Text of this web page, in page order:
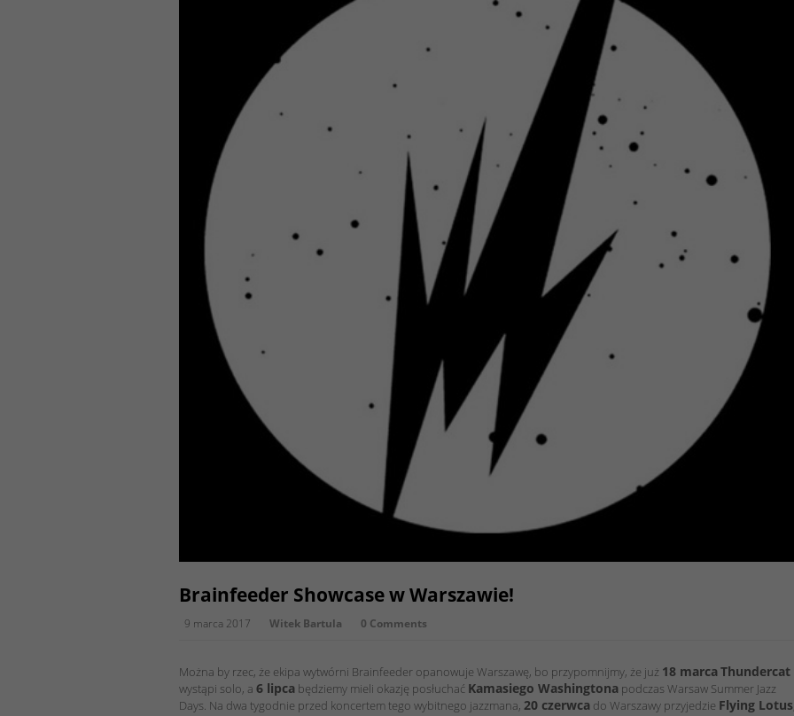
Brainfeeder Showcase w Warszawie!
9 marca 2017 Witek Bartula 0 Comments
Można by rzec, że ekipa wytwórni Brainfeeder opanowuje Warszawę, bo przypomnijmy, że już 18 marcaThundercat
wystąpi solo, a 6 lipca będziemy mieli okazję posłuchać Kamasiego Washingtona podczas Warsaw Summer Jazz
Days. Na dwa tygodnie przed koncertem tego wybitnego jazzmana, 20 czerwca do Warszawy przyjedzie Flying Lotus